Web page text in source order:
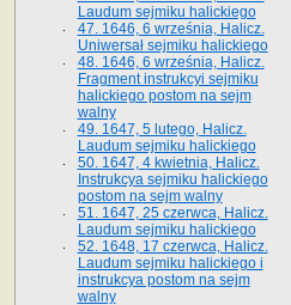
Laudum sejmiku halickiego
47. 1646, 6 września, Halicz.
Uniwersał sejmiku halickiego
48. 1646, 6 września, Halicz.
Fragment instrukcyi sejmiku
halickiego postom na sejm
walny
49. 1647, 5 lutego, Halicz.
Laudum sejmiku halickiego
50. 1647, 4 kwietnia, Halicz.
Instrukcya sejmiku halickiego
postom na sejm walny
51. 1647, 25 czerwca, Halicz.
Laudum sejmiku halickiego
52. 1648, 17 czerwca, Halicz.
Laudum sejmiku halickiego i
instrukcya postom na sejm
walny